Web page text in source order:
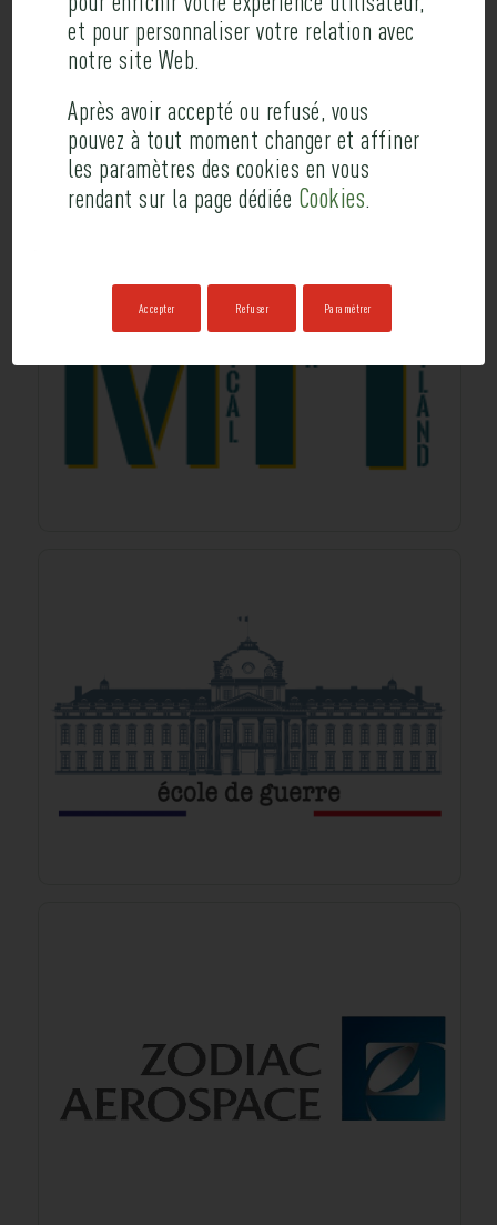
et pour personnaliser votre relation avec
notre site Web.
Après avoir accepté ou refusé, vous
pouvez à tout moment changer et affiner
les paramètres des cookies en vous
rendant sur la page dédiée Cookies.
Accepter Refuser Paramétrer